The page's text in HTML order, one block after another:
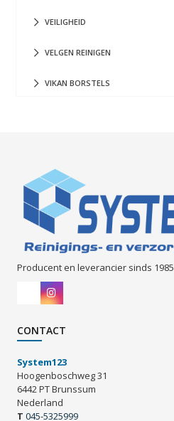
VEILIGHEID
VELGEN REINIGEN
VIKAN BORSTELS
Producent en leverancier sinds 1985
CONTACT
System123
Hoogenboschweg 31
6442 PT Brunssum
Nederland
T 045-5325999